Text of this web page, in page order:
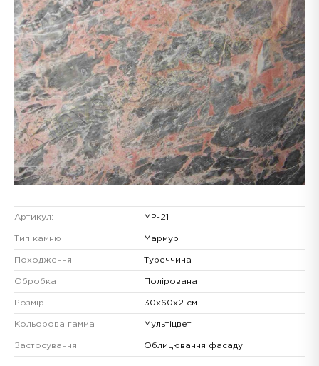
Артикул: MP-21
Тип камню Мармур
Походження Туреччина
Обробка Полірована
Розмір 30х60х2 см
Кольорова гамма Мультіцвет
Застосування Облицювання фасаду